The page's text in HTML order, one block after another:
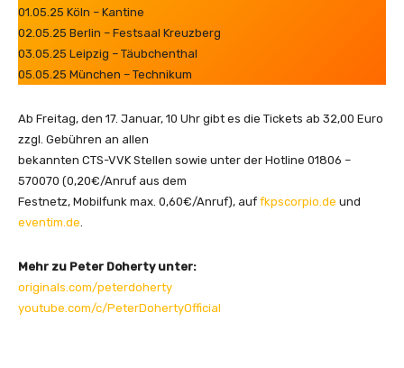
01.05.25 Köln – Kantine
02.05.25 Berlin – Festsaal Kreuzberg
03.05.25 Leipzig – Täubchenthal
05.05.25 München – Technikum
Ab Freitag, den 17. Januar, 10 Uhr gibt es die Tickets ab 32,00 Euro
zzgl. Gebühren an allen
bekannten CTS-VVK Stellen sowie unter der Hotline 01806 –
570070 (0,20€/Anruf aus dem
Festnetz, Mobilfunk max. 0,60€/Anruf), auf fkpscorpio.de und
eventim.de.
Mehr zu Peter Doherty unter:
originals.com/peterdoherty
youtube.com/c/PeterDohertyOfficial